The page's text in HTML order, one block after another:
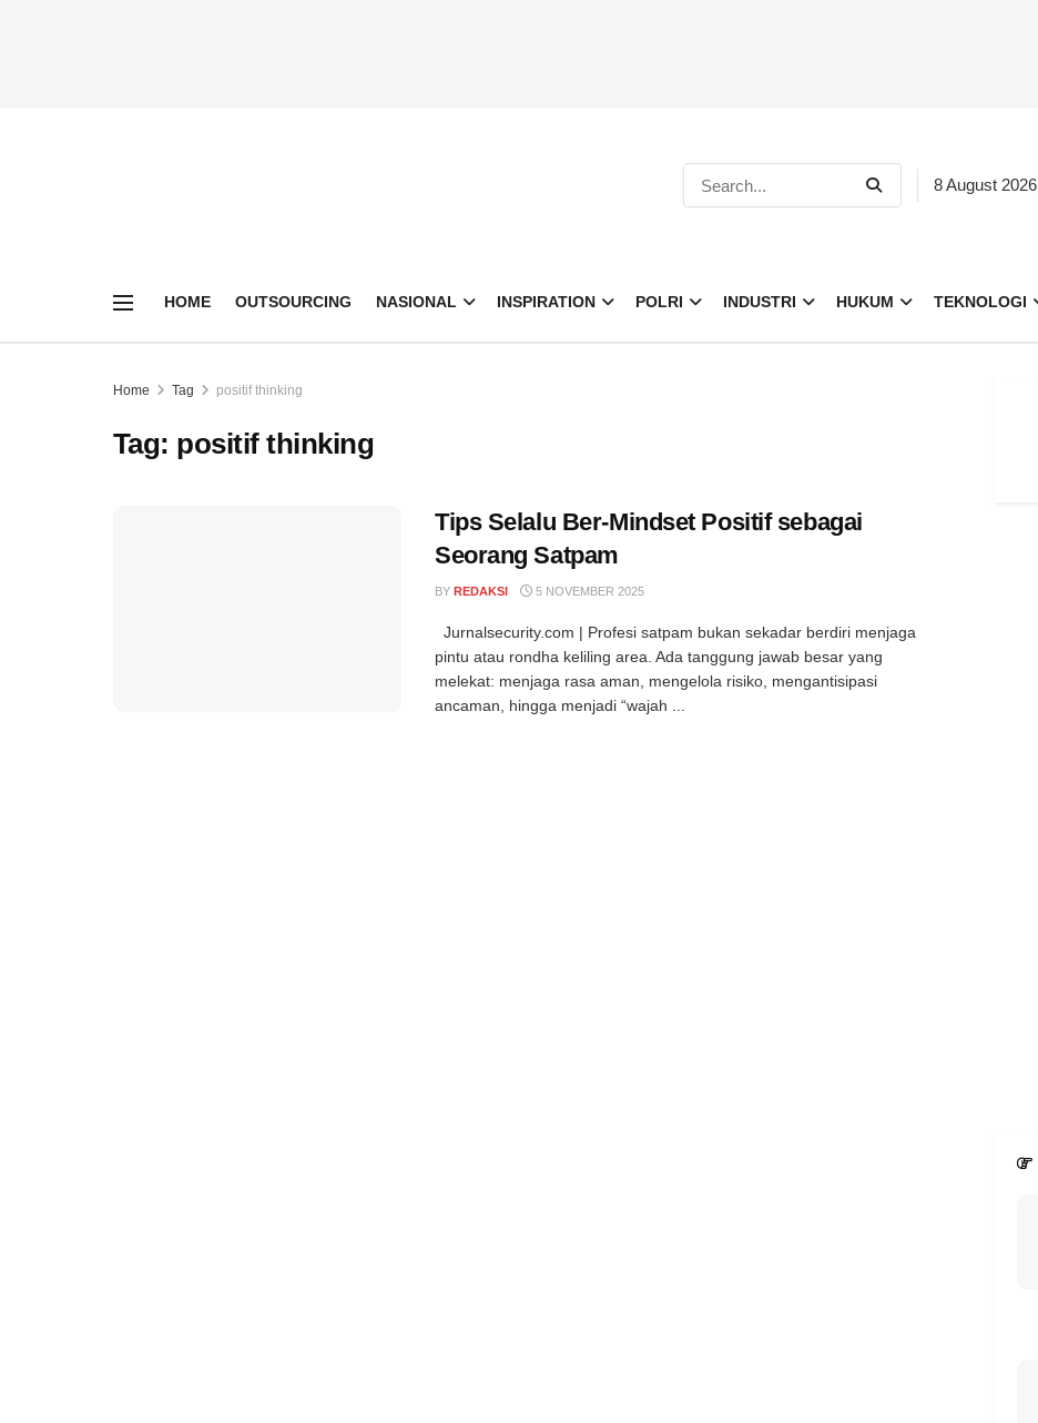
8 August 2026
HOME OUTSOURCING NASIONAL INSPIRATION POLRI INDUSTRI HUKUM TEKNOLOGI
Home Tag positif thinking
Tag: positif thinking
Tips Selalu Ber-Mindset Positif sebagai
Seorang Satpam
BY REDAKSI 5 NOVEMBER 2025
Jurnalsecurity.com | Profesi satpam bukan sekadar berdiri menjaga
pintu atau rondha keliling area. Ada tanggung jawab besar yang
melekat: menjaga rasa aman, mengelola risiko, mengantisipasi
ancaman, hingga menjadi “wajah ...